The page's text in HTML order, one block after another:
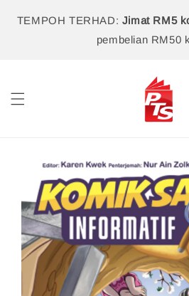
TEMPOH TERHAD: Jimat RM5
pembelian RM50